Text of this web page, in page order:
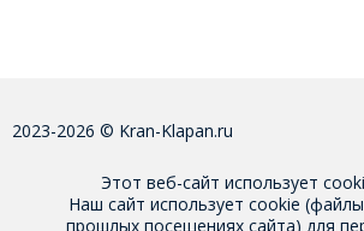
2023-2026 © Kran-Klapan.ru
Этот веб-сайт использует
Наш сайт использует cookie
прошлых посещениях сайта) для